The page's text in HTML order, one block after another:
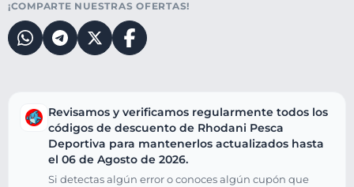
Revisamos y verificamos regularmente todos los
códigos de descuento de Rhodani Pesca
Deportiva para mantenerlos actualizados hasta
el 06 de Agosto de 2026.
Si detectas algún error o conoces algún cupón que
¡COMPARTE NUESTRAS OFERTAS!